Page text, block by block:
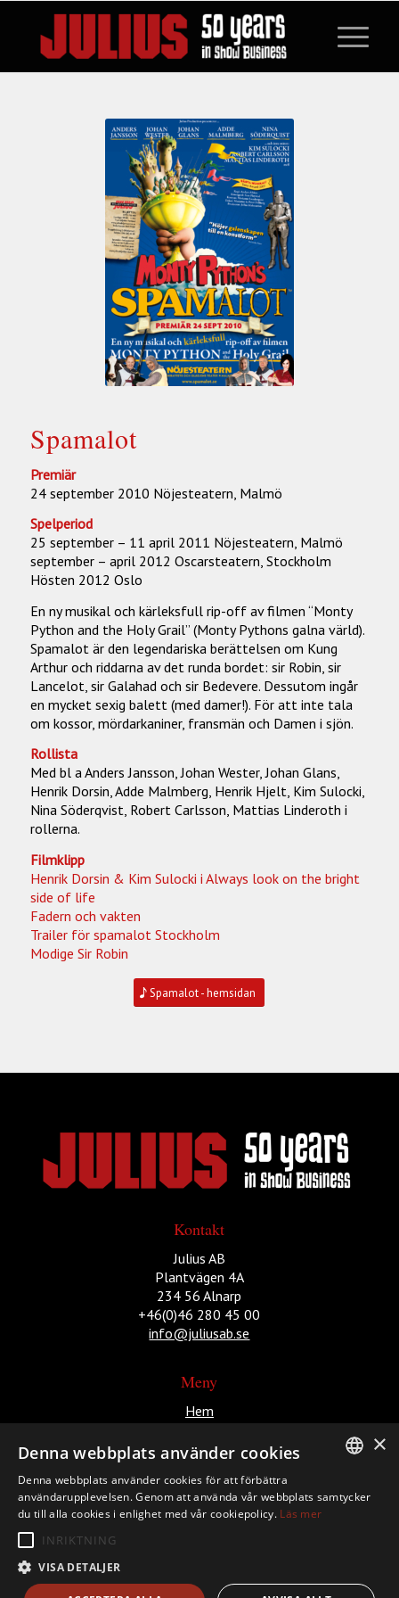
Spamalot
Premiär
24 september 2010 Nöjesteatern, Malmö
Spelperiod
25 september – 11 april 2011 Nöjesteatern, Malmö
september – april 2012 Oscarsteatern, Stockholm
Hösten 2012 Oslo
En ny musikal och kärleksfull rip-off av filmen “Monty
Python and the Holy Grail” (Monty Pythons galna värld).
Spamalot är den legendariska berättelsen om Kung
Arthur och riddarna av det runda bordet: sir Robin, sir
Lancelot, sir Galahad och sir Bedevere. Dessutom ingår
en mycket sexig balett (med damer!). För att inte tala
om kossor, mördarkaniner, fransmän och Damen i sjön.
Rollista
Med bl a Anders Jansson, Johan Wester, Johan Glans,
Henrik Dorsin, Adde Malmberg, Henrik Hjelt, Kim Sulocki,
Nina Söderqvist, Robert Carlsson, Mattias Linderoth i
rollerna.
Filmklipp
Henrik Dorsin & Kim Sulocki i Always look on the bright
side of life
Fadern och vakten
Trailer för spamalot Stockholm
Modige Sir Robin
Spamalot - hemsidan
Kontakt
Julius AB
Plantvägen 4A
234 56 Alnarp
+46(0)46 280 45 00
info@juliusab.se
Meny
Hem
Produktion
Bolagen
Kontakt
SWEDISH
×
Denna webbplats använder cookies
Denna webbplats använder cookies för att förbättra
användarupplevelsen. Genom att använda vår webbplats samtycker
du till alla cookies i enlighet med vår cookiepolicy. Läs mer
INRIKTNING
VISA DETALJER